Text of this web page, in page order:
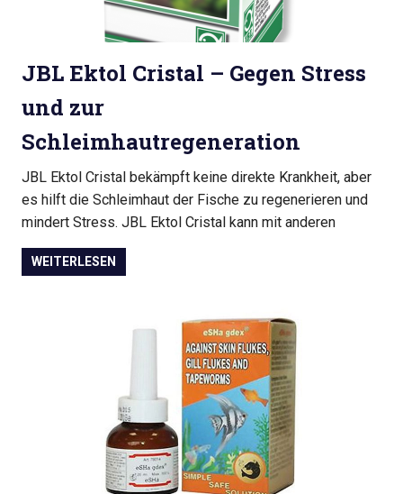
JBL Ektol Cristal – Gegen Stress
und zur
Schleimhautregeneration
JBL Ektol Cristal bekämpft keine direkte Krankheit, aber
es hilft die Schleimhaut der Fische zu regenerieren und
mindert Stress. JBL Ektol Cristal kann mit anderen
WEITERLESEN